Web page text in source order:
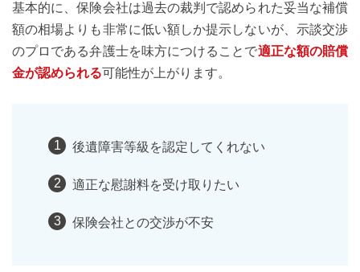
基本的に、保険会社は過去の裁判で認められた妥当な補償
額の相場よりも非常に低い額しか提示しないが、示談交渉
のプロである弁護士を味方につけることで適正な額の賠償
金が認められる可能性が上がります。
後遺障害等級を認定してくれない
適正な慰謝料を受け取りたい
保険会社との交渉が不安